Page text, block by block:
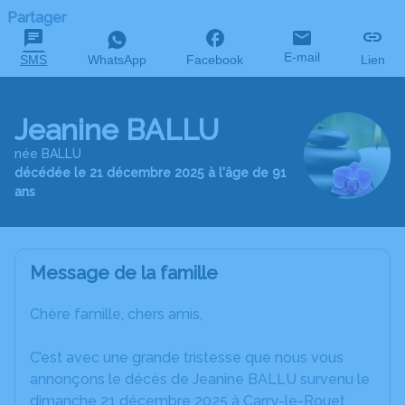
Partager
SMS WhatsApp Facebook E-mail Lien
Jeanine BALLU
née BALLU
décédée le 21 décembre 2025 à l'âge de 91
ans
Message de la famille
Chère famille, chers amis,
C’est avec une grande tristesse que nous vous
annonçons le décès de Jeanine BALLU survenu le
dimanche 21 décembre 2025 à Carry-le-Rouet.